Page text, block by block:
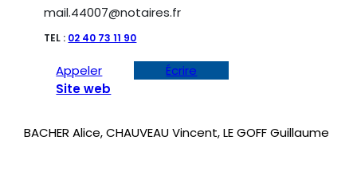
mail.44007@notaires.fr
TEL : 02 40 73 11 90
Appeler
Écrire
Site web
BACHER Alice, CHAUVEAU Vincent, LE GOFF Guillaume